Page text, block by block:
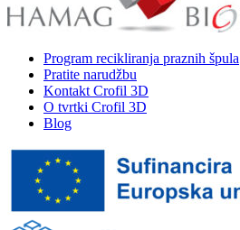
Program recikliranja praznih špula
Pratite narudžbu
Kontakt Crofil 3D
O tvrtki Crofil 3D
Blog